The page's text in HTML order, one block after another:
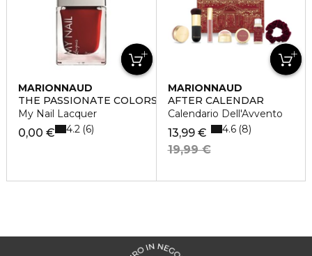
MARIONNAUD
THE PASSIONATE COLORS
My Nail Lacquer
0,00 € 4.2 6
MARIONNAUD
AFTER CALENDAR
Calendario Dell'Avvento
13,99 €
19,99 €
4.6 8